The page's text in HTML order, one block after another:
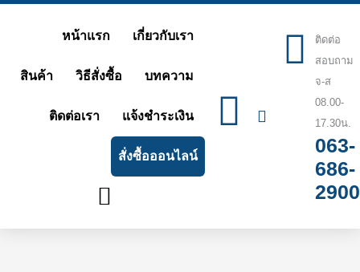
content
หน้าแรก เกี่ยวกับเรา
สินค้า วิธีสั่งซื้อ บทความ
ติดต่อเรา แจ้งชำระเงิน
สั่งซื้อออนไลน์
ติดต่อ
สอบถาม
จ-ส
08.00-
17.30น.
063-
686-
2900